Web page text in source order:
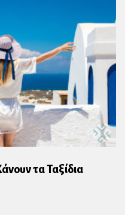
τα Ταξίδια